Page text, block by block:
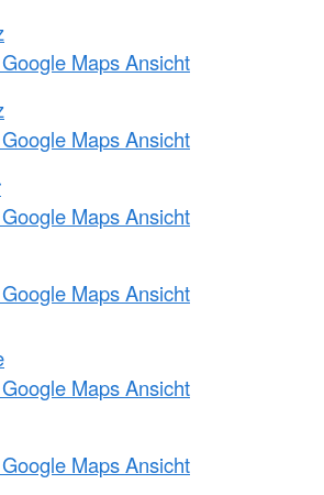
Maps Ansicht
Maps Ansicht
Maps Ansicht
Maps Ansicht
Maps Ansicht
Maps Ansicht